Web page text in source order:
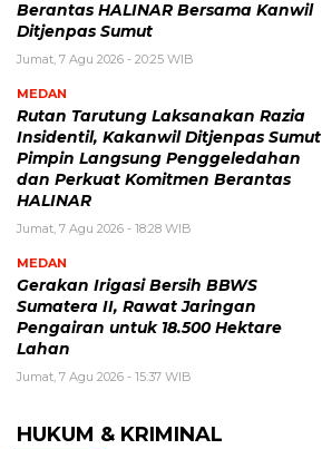
Berantas HALINAR Bersama Kanwil
Ditjenpas Sumut
Jumat, 7 Agu 2026 - 20:25 WIB
MEDAN
Rutan Tarutung Laksanakan Razia
Insidentil, Kakanwil Ditjenpas Sumut
Pimpin Langsung Penggeledahan
dan Perkuat Komitmen Berantas
HALINAR
Jumat, 7 Agu 2026 - 18:28 WIB
MEDAN
Gerakan Irigasi Bersih BBWS
Sumatera II, Rawat Jaringan
Pengairan untuk 18.500 Hektare
Lahan
Jumat, 7 Agu 2026 - 15:37 WIB
HUKUM & KRIMINAL